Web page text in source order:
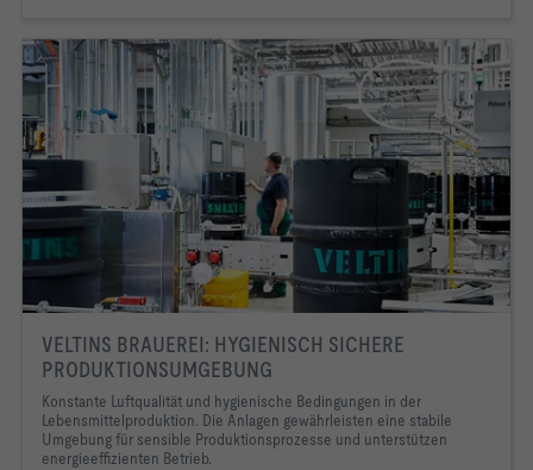
VELTINS BRAUEREI: HYGIENISCH SICHERE
PRODUKTIONSUMGEBUNG
Konstante Luftqualität und hygienische Bedingungen in der
Lebensmittelproduktion. Die Anlagen gewährleisten eine stabile
Umgebung für sensible Produktionsprozesse und unterstützen
energieeffizienten Betrieb.